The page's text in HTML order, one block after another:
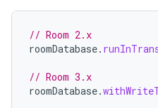
// Room 2.x
roomDatabase.
// Room 3.x
roomDatabase.